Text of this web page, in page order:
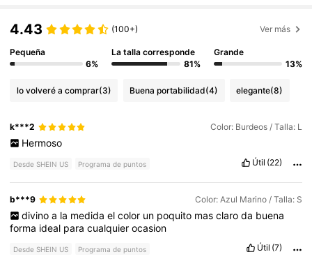
4.43 (100+) Ver más
Pequeña
6%
La talla corresponde
81%
Grande
13%
lo volveré a comprar(3) Buena portabilidad(4) elegante(8)
k***2 Color: Burdeos / Talla: L
Hermoso
Desde SHEIN US Programa de puntos Útil (22)
b***9 Color: Azul Marino / Talla: S
divino a la medida el color un poquito mas claro da buena
forma ideal paracualquierocasion
Desde SHEIN US Programa de puntos Útil (7)